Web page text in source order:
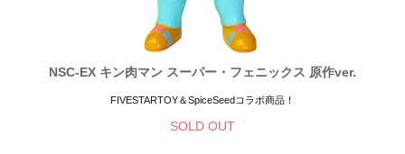
NSC-EX キン肉マン スーパー・フェニックス 原作ver.
FIVESTARTOY＆SpiceSeedコラボ商品！
SOLD OUT